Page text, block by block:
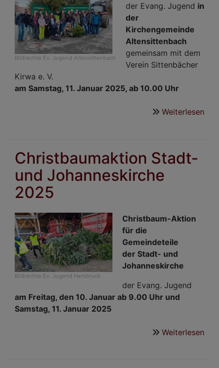
Bildrechte Ev. Jugend Altensittenbach
der Evang. Jugend in
der
Kirchengemeinde
Altensittenbach
gemeinsam mit dem
Verein Sittenbächer
Kirwa e. V.
am Samstag, 11. Januar 2025, ab 10.00 Uhr
Weiterlesen
Christbaumaktion Stadt-
und Johanneskirche
2025
Bildrechte Ev. Jugend Hersbruck
Christbaum-Aktion
für die
Gemeindeteile
der Stadt- und
Johanneskirche
der Evang. Jugend
am Freitag, den 10. Januar ab 9.00 Uhr und
Samstag, 11. Januar 2025
Weiterlesen